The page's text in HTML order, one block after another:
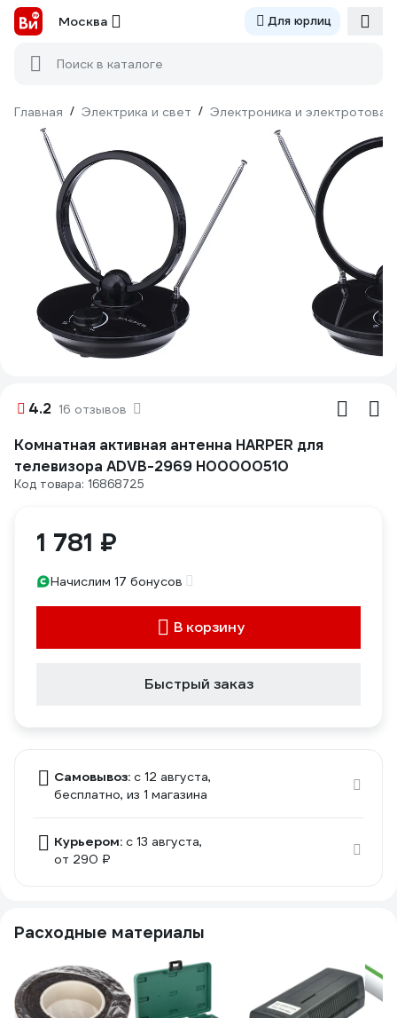
Москва Для юрлиц
Поиск в каталоге
Главная / Электрика и свет / Электроника и
4.2 16 отзывов
Комнатная активная антенна HARPER для
телевизора ADVB-2969 H00000510
Код товара: 16868725
1 781 ₽
Начислим 17 бонусов
В корзину
Быстрый заказ
Самовывоз: c 12 августа,
бесплатно, из 1 магазина
Курьером: c 13 августа,
от 290 ₽
Расходные материалы